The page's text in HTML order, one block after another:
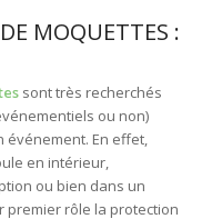
MOQUETTES :
sont très recherchés
ou non)
événement. En effet,
en intérieur,
ou bien dans un
premier rôle la protection